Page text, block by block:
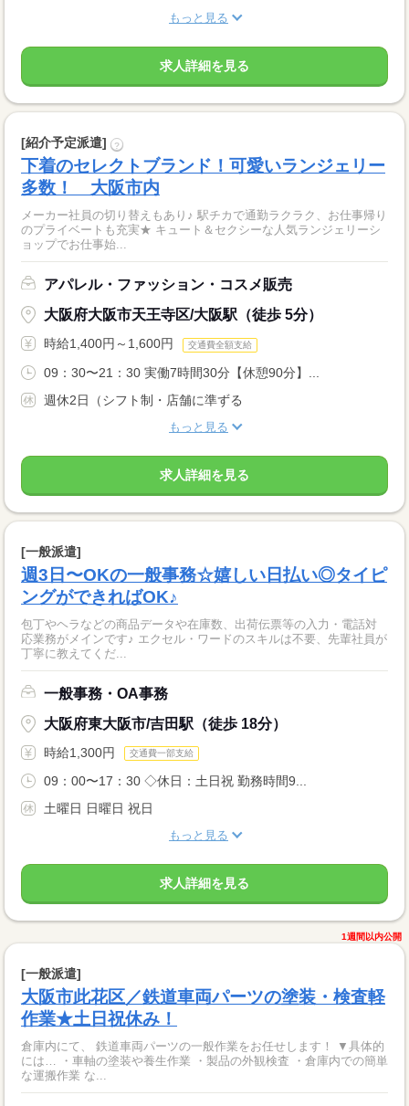
もっと見る
求人詳細を見る
[紹介予定派遣] ?
下着のセレクトブランド！可愛いランジェリー
多数！ 大阪市内
メーカー社員の切り替えもあり♪ 駅チカで通勤ラクラク、お仕事帰り
のプライベートも充実★ キュート＆セクシーな人気ランジェリーシ
ョップでお仕事始...
アパレル・ファッション・コスメ販売
大阪府大阪市天王寺区/大阪駅（徒歩 5分）
時給1,400円～1,600円 交通費全額支給
09：30〜21：30 実働7時間30分【休憩90分】...
週休2日（シフト制・店舗に準ずる
もっと見る
求人詳細を見る
[一般派遣]
週3日〜OKの一般事務☆嬉しい日払い◎タイピ
ングができればOK♪
包丁やヘラなどの商品データや在庫数、出荷伝票等の入力・電話対
応業務がメインです♪ エクセル・ワードのスキルは不要、先輩社員が
丁寧に教えてくだ...
一般事務・OA事務
大阪府東大阪市/吉田駅（徒歩 18分）
時給1,300円 交通費一部支給
09：00〜17：30 ◇休日：土日祝 勤務時間9...
土曜日 日曜日 祝日
もっと見る
求人詳細を見る
1週間以内公開
[一般派遣]
大阪市此花区／鉄道車両パーツの塗装・検査軽
作業★土日祝休み！
倉庫内にて、 鉄道車両パーツの一般作業をお任せします！ ▼具体的
には… ・車軸の塗装や養生作業 ・製品の外観検査 ・倉庫内での簡単
な運搬作業 な...